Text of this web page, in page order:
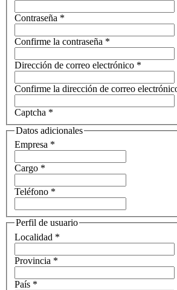
Contraseña *
Confirme la contraseña *
Dirección de correo electrónico *
Confirme la dirección de correo
Captcha *
Datos adicionales
Empresa *
Cargo *
Teléfono *
Perfil de usuario
Localidad *
Provincia *
País *